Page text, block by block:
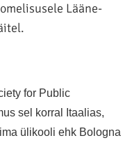
Lääne-
.
for Public
sel korral Itaalias,
ülikooli ehk Bologna